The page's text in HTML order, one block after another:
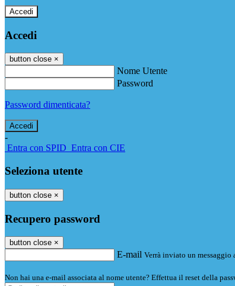
Accedi
Accedi
button close ×
Nome Utente
Password
Password dimenticata?
-
Entra con SPID Entra con CIE
Seleziona utente
button close ×
Recupero password
button close ×
E-mail Verrà inviato un
Non hai una e-mail associata al nome utente? Effettua il reset della